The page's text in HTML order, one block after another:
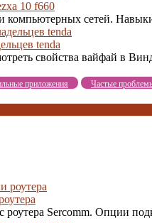
10 f660
компьютерных сетей.
tenda
свойства вайфай в
приложения Частые
роутера Sercomm. Опции